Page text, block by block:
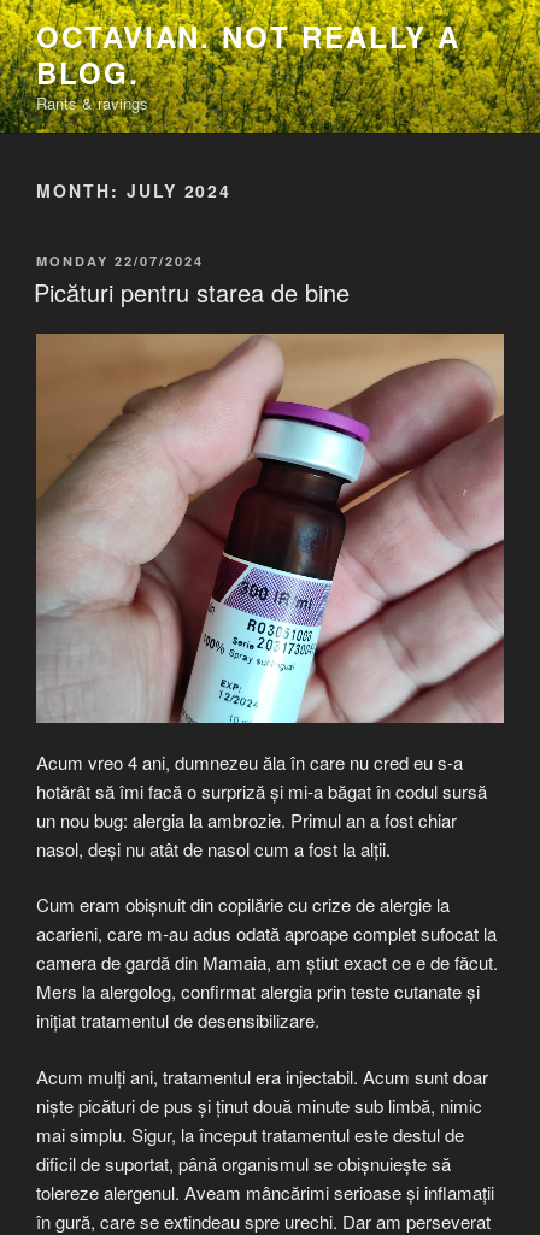
Skip
to
content
OCTAVIAN. NOT REALLY A
BLOG.
Rants & ravings
MONTH: JULY 2024
POSTED
ON
MONDAY 22/07/2024
Picături pentru starea de bine
Acum vreo 4 ani, dumnezeu ăla în care nu cred eu s-a
hotărât să îmi facă o surpriză și mi-a băgat în codul sursă
un nou bug: alergia la ambrozie. Primul an a fost chiar
nasol, deși nu atât de nasol cum a fost la alții.
Cum eram obișnuit din copilărie cu crize de alergie la
acarieni, care m-au adus odată aproape complet sufocat la
camera de gardă din Mamaia, am știut exact ce e de făcut.
Mers la alergolog, confirmat alergia prin teste cutanate și
inițiat tratamentul de desensibilizare.
Acum mulți ani, tratamentul era injectabil. Acum sunt doar
niște picături de pus și ținut două minute sub limbă, nimic
mai simplu. Sigur, la început tratamentul este destul de
dificil de suportat, până organismul se obișnuiește să
tolereze alergenul. Aveam mâncărimi serioase și inflamații
în gură, care se extindeau spre urechi. Dar am perseverat